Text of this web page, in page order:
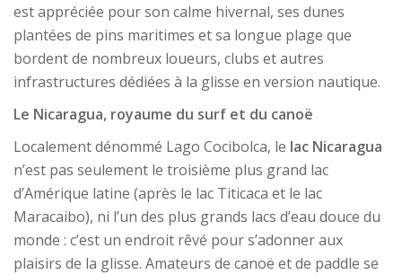
est appréciée pour son calme hivernal, ses dunes
plantées de pins maritimes et sa longue plage que
bordent de nombreux loueurs, clubs et autres
infrastructures dédiées à la glisse en version nautique.
Le Nicaragua, royaume du surf et du canoë
Localement dénommé Lago Cocibolca, le lac Nicaragua
n’est pas seulement le troisième plus grand lac
d’Amérique latine (après le lac Titicaca et le lac
Maracaibo), ni l’un des plus grands lacs d’eau douce du
monde : c’est un endroit rêvé pour s’adonner aux
plaisirs de la glisse. Amateurs de canoë et de paddle se